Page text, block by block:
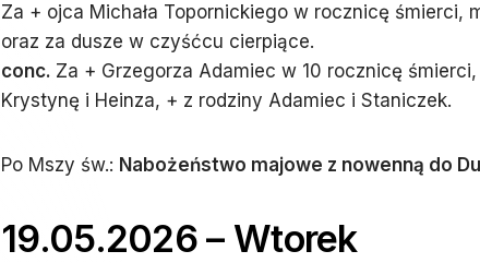
Za + ojca Michała Topornickiego w rocznicę śmierci,
oraz za dusze w czyśćcu cierpiące.
conc. Za + Grzegorza Adamiec w 10 rocznicę
Krystynę i Heinza, + z rodziny Adamiec i Staniczek.
Po Mszy św.: Nabożeństwo majowe z nowenną do
19.05.2026 – Wtorek